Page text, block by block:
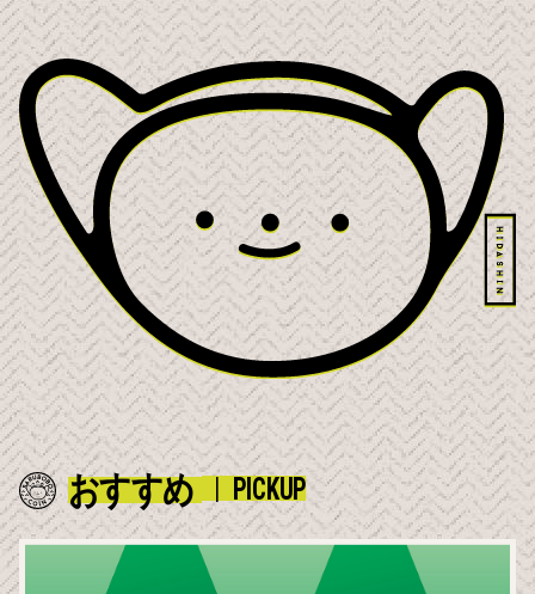
おすすめ PICKUP